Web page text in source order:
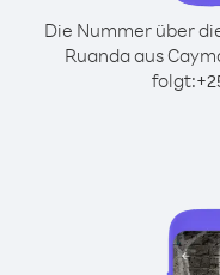
Die Nummer über
Ruanda aus
folgt:+